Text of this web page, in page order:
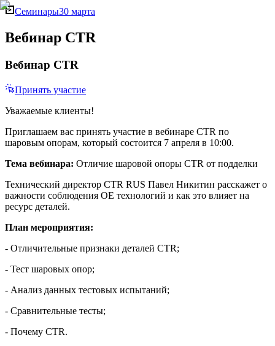
Семинары30 марта
Вебинар CTR
Вебинар CTR
Принять участие
Уважаемые клиенты!
Приглашаем вас принять участие в вебинаре CTR по
шаровым опорам, который состоится 7 апреля в 10:00.
Тема вебинара: Отличие шаровой опоры CTR от подделки
Технический директор CTR RUS Павел Никитин расскажет о
важности соблюдения OE технологий и как это влияет на
ресурс деталей.
План мероприятия:
- Отличительные признаки деталей CTR;
- Тест шаровых опор;
- Анализ данных тестовых испытаний;
- Сравнительные тесты;
- Почему CTR.